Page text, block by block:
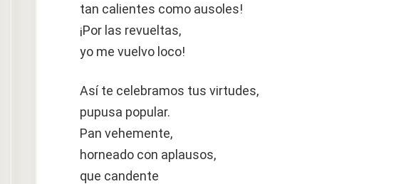
tan calientes como ausoles!
¡Por las revueltas,
yo me vuelvo loco!
Así te celebramos tus virtudes,
pupusa popular.
Pan vehemente,
horneado con aplausos,
que candente